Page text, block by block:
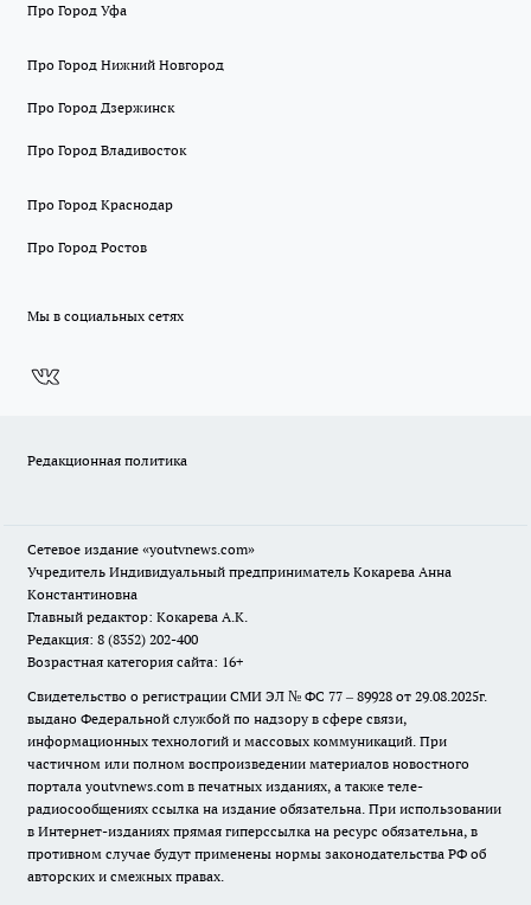
Про Город Уфа
Про Город Нижний Новгород
Про Город Дзержинск
Про Город Владивосток
Про Город Краснодар
Про Город Ростов
Мы в социальных сетях
Редакционная политика
Сетевое издание «youtvnews.com»
Учредитель Индивидуальный предприниматель Кокарева Анна
Константиновна
Главный редактор: Кокарева А.К.
Редакция: 8 (8352) 202-400
Возрастная категория сайта: 16+
Свидетельство о регистрации СМИ ЭЛ № ФС 77 – 89928 от 29.08.2025г.
выдано Федеральной службой по надзору в сфере связи,
информационных технологий и массовых коммуникаций. При
частичном или полном воспроизведении материалов новостного
портала youtvnews.com в печатных изданиях, а также теле-
радиосообщениях ссылка на издание обязательна. При использовании
в Интернет-изданиях прямая гиперссылка на ресурс обязательна, в
противном случае будут применены нормы законодательства РФ об
авторских и смежных правах.